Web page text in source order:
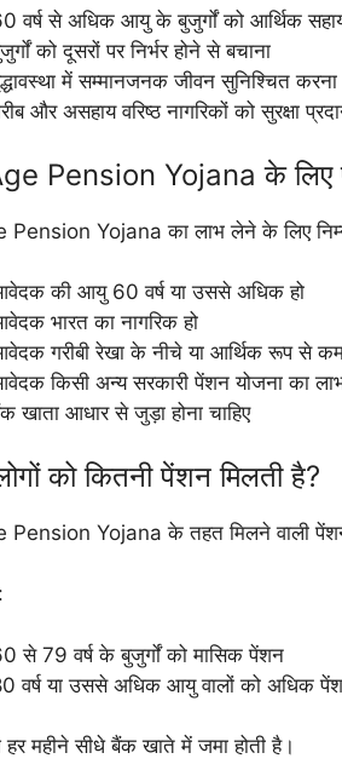
वर्ष से अधिक आयु के बुजुर्गों को आर्थिक
को दूसरों पर निर्भर होने से बचाना
में सम्मानजनक जीवन सुनिश्चित करना
और असहाय वरिष्ठ नागरिकों को सुरक्षा
Pension Yojana के लिए
Yojana का लाभ लेने के लिए निम्न
की आयु 60 वर्ष या उससे अधिक हो
भारत का नागरिक हो
गरीबी रेखा के नीचे या आर्थिक रूप से
किसी अन्य सरकारी पेंशन योजना का
खाता आधार से जुड़ा होना चाहिए
को कितनी पेंशन मिलती है?
Pension Yojana के तहत मिलने वाली
से 79 वर्ष के बुजुर्गों को मासिक पेंशन
वर्ष या उससे अधिक आयु वालों को अधिक
हर महीने सीधे बैंक खाते में जमा होती है।